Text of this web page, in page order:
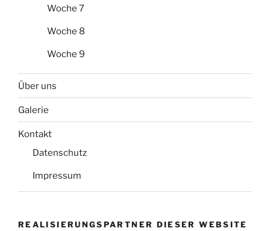
Woche 7
Woche 8
Woche 9
Über uns
Galerie
Kontakt
Datenschutz
Impressum
REALISIERUNGSPARTNER DIESER WEBSITE